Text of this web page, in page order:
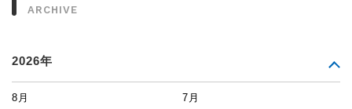
ARCHIVE
2026年
8月 7月